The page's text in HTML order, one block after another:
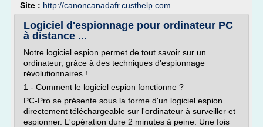
Site : http://canoncanadafr.custhelp.com
Logiciel d'espionnage pour ordinateur PC
à distance ...
Notre logiciel espion permet de tout savoir sur un
ordinateur, grâce à des techniques d'espionnage
révolutionnaires !
1 - Comment le logiciel espion fonctionne ?
PC-Pro se présente sous la forme d'un logiciel espion
directement téléchargeable sur l'ordinateur à surveiller et
espionner. L'opération dure 2 minutes à peine. Une fois